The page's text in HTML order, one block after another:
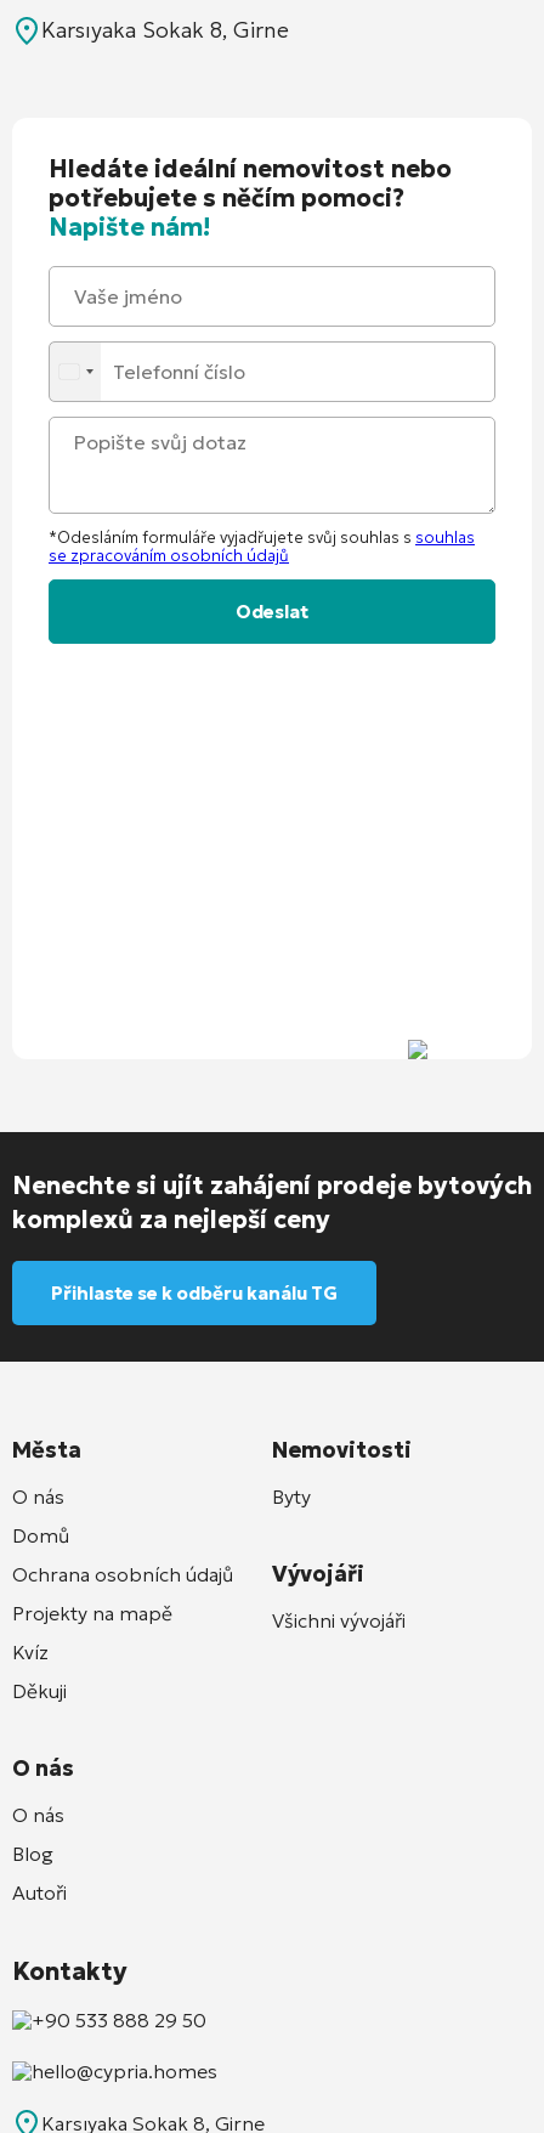
Karsıyaka Sokak 8, Girne
Hledáte ideální nemovitost nebo
potřebujete s něčím pomoci?
Napište nám!
*Odesláním formuláře vyjadřujete svůj souhlas s souhlas
se zpracováním osobních údajů
Nenechte si ujít zahájení prodeje bytových
komplexů za nejlepší ceny
Přihlaste se k odběru kanálu TG
Města
O nás
Domů
Ochrana osobních údajů
Projekty na mapě
Kvíz
Děkuji
O nás
O nás
Blog
Autoři
Nemovitosti
Byty
Vývojáři
Všichni vývojáři
Kontakty
+90 533 888 29 50
hello@cypria.homes
Karsıyaka Sokak 8, Girne